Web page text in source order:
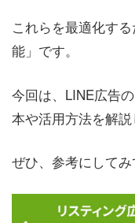
これらを最適化す
能」です。
今回は、LINE広告
本や活用方法を解説
ぜひ、参考にしてみ